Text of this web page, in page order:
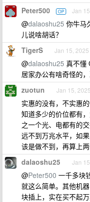
Peter500 OP Jan
@dalaoshu25 你牛马
儿说啥胡话？
TigerS Jan 15, 2025
@dalaoshu25 真不懂
居家办公有啥奇怪的
zuotun Jan 15, 2025
实惠的没有，不实惠
知道多少的价位都有
之一个光、电都有的
远不到万兆水平，如
该是做不到，再算上
dalaoshu25 Jan
@Peter500 一千多块
就这么简单。其他机
块插上，实在买不起